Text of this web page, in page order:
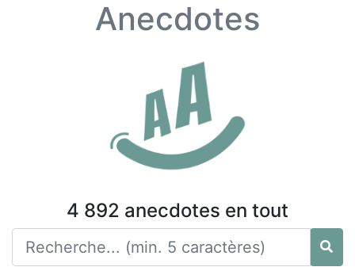
Anecdotes
4 892 anecdotes en tout